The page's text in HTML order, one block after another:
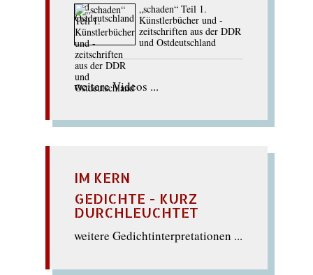
„schaden“ Teil 1.
Künstlerbücher und -
zeitschriften aus der DDR
und Ostdeutschland
weitere Videos ...
IM KERN
GEDICHTE - KURZ
DURCHLEUCHTET
weitere Gedichtinterpretationen ...